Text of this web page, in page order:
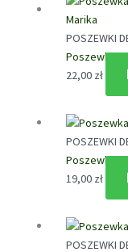
POSZEWKI
Poszewka
22,00 zł
POSZEWKI
Poszewka
19,00 zł
POSZEWKI